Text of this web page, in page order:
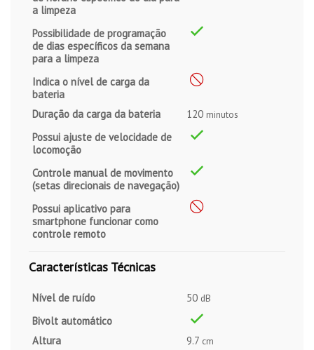
a limpeza
Possibilidade de programação
de dias específicos da semana
para a limpeza
Indica o nível de carga da
bateria
Duração da carga da bateria
120 minutos
Possui ajuste de velocidade de
locomoção
Controle manual de movimento
(setas direcionais de navegação)
Possui aplicativo para
smartphone funcionar como
controle remoto
Características Técnicas
Nível de ruído 50 dB
Bivolt automático
Altura
9.7 cm